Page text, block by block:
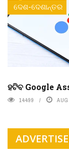
ଦେଶ-ଦେଶାନ୍ତର
ହଟିବ Google
14499